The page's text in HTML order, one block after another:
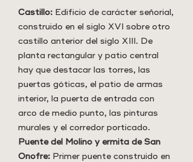
Castillo: Edificio de carácter señorial,
construido en el siglo XVI sobre otro
castillo anterior del siglo XIII. De
planta rectangular y patio central
hay que destacar las torres, las
puertas góticas, el patio de armas
interior, la puerta de entrada con
arco de medio punto, las pinturas
murales y el corredor porticado.
Puente del Molino y ermita de San
Onofre: Primer puente construido en